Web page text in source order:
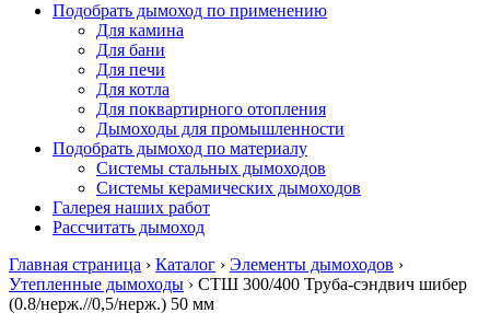
Подобрать дымоход по применению
Для камина
Для бани
Для печи
Для котла
Для поквартирного отопления
Дымоходы для промышленности
Подобрать дымоход по материалу
Системы стальных дымоходов
Системы керамических дымоходов
Галерея наших работ
Рассчитать дымоход
Главная страница › Каталог › Элементы дымоходов ›
Утепленные дымоходы › СТШ 300/400 Труба-сэндвич шибер
(0.8/нерж.//0,5/нерж.) 50 мм